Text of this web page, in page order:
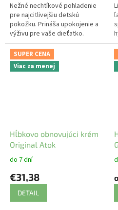
Nežné nechtíkové pohladenie
pre najcitlivejšiu detskú
pokožku. Prináša upokojenie a
výživu pre vaše dieťatko.
SUPER CENA
Viac za menej
Hĺbkovo obnovujúci krém
Original Atok
do 7 dní
€31,38
DETAIL